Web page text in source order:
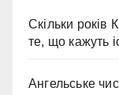
Скільки років
те, що кажуть
Ангельське